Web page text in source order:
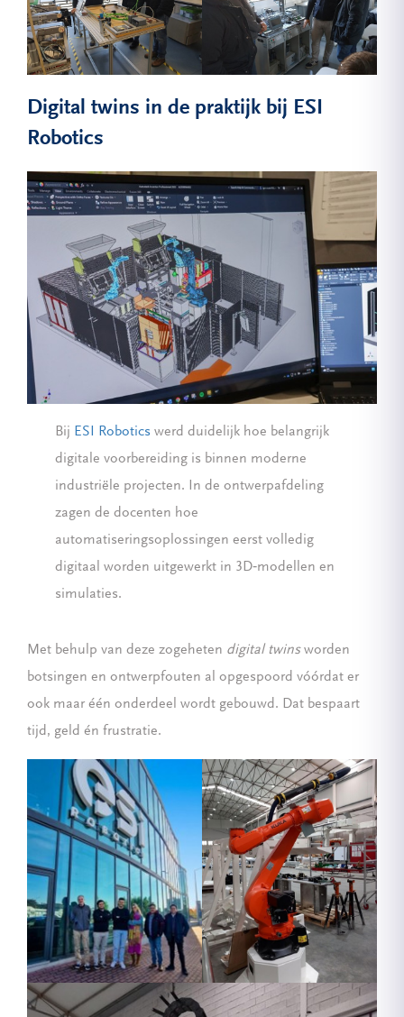
Digital twins in de praktijk bij ESI
Robotics
Bij ESI Robotics werd duidelijk hoe belangrijk
digitale voorbereiding is binnen moderne
industriële projecten. In de ontwerpafdeling
zagen de docenten hoe
automatiseringsoplossingen eerst volledig
digitaal worden uitgewerkt in 3D‑modellen en
simulaties.
Met behulp van deze zogeheten digital twinsworden
botsingen en ontwerpfouten al opgespoord vóórdat er
ook maar één onderdeel wordt gebouwd. Dat bespaart
tijd, geld én frustratie.